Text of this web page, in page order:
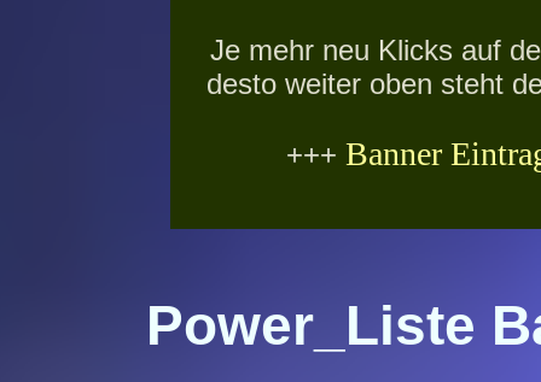
Je mehr neu Klicks auf
desto weiter oben steht
+++ Banner
Power_Liste